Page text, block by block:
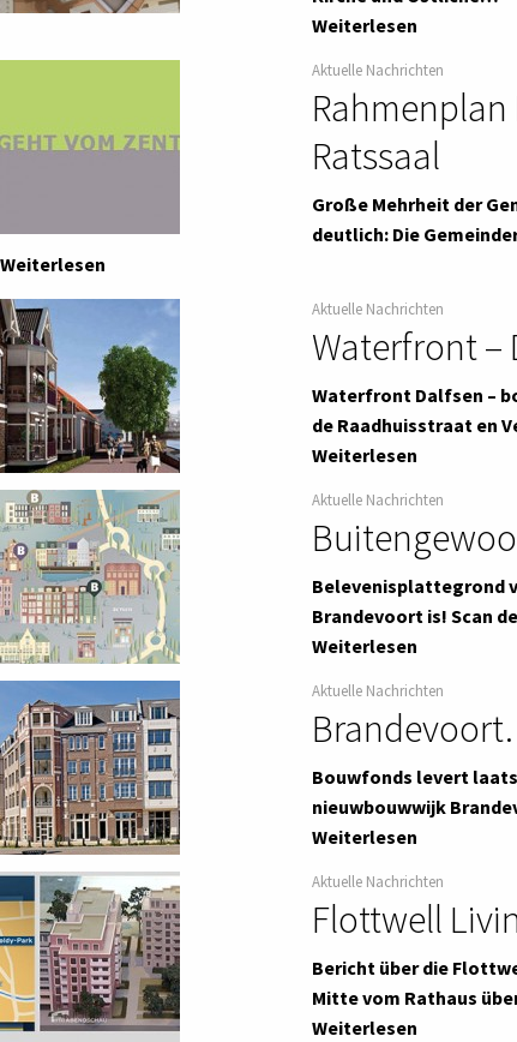
Weiterlesen
Aktuelle Nachrichten
Ratssaal
Große Mehrheit der
deutlich: Die
Weiterlesen
Aktuelle Nachrichten
Waterfront –
Waterfront Dalfsen –
de Raadhuisstraat en
Weiterlesen
Aktuelle Nachrichten
Belevenisplattegrond
Brandevoort is! Scan
Weiterlesen
Aktuelle Nachrichten
Bouwfonds levert
nieuwbouwwijk
Weiterlesen
Aktuelle Nachrichten
Flottwell
Bericht über die
Mitte vom Rathaus
Weiterlesen